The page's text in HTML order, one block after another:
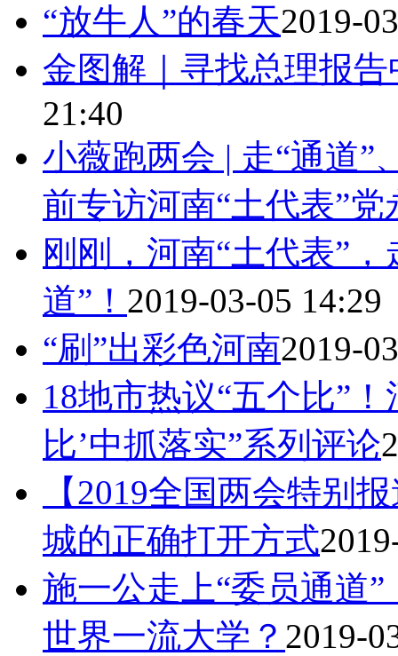
“放牛人”的春天2019-
金图解｜寻找总理报告
21:40
小薇跑两会 | 走“通道”
前专访河南“土代表”党
刚刚，河南“土代表”
道”！ 2019-03-05 14:29
“刷”出彩色河南2019-
18地市热议“五个比”
比’中抓落实”系列评论
【2019全国两会特别
城的正确打开方式
施一公走上“委员通道
世界一流大学？ 2019-